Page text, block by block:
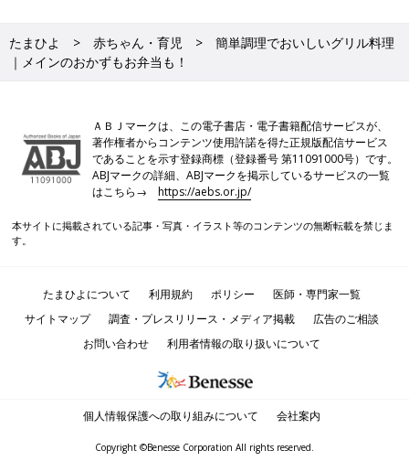
たまひよ 赤ちゃん・育児
簡単調理でおいしいグリル料理
｜メインのおかずもお弁当も！
ＡＢＪマークは、この電子書店・電子書籍配信サービスが、
著作権者からコンテンツ使用許諾を得た正規版配信サービス
であることを示す登録商標（登録番号 第11091000号）です。
ABJマークの詳細、ABJマークを掲示しているサービスの一覧
はこちら→https://aebs.or.jp/
本サイトに掲載されている記事・写真・イラスト等のコンテンツの無断転載を禁じま
す。
たまひよについて 利用規約 ポリシー
医師・専門家一覧
サイトマップ
調査・プレスリリース・メディア掲載
広告のご相談
お問い合わせ
利用者情報の取り扱いについて
個人情報保護への取り組みについて 会社案内
Copyright ©Benesse Corporation All rights reserved.